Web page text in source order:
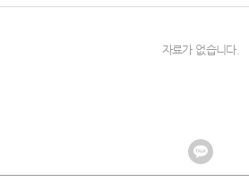
자료가 없습니다.